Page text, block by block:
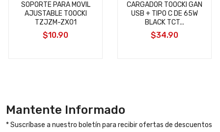
SOPORTE PARA MOVIL
AJUSTABLE TOOCKI
TZJZM-ZX01
$10.90
CARGADOR TOOCKI GAN
USB + TIPO C DE 65W
BLACK TCT...
$34.90
Mantente Informado
* Suscríbase a nuestro boletín para recibir ofertas de descuentos